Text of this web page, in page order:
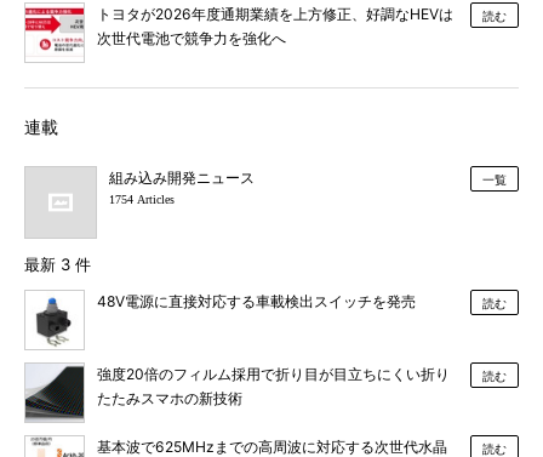
トヨタが2026年度通期業績を上方修正、好調なHEVは
次世代電池で競争力を強化へ
読む
連載
組み込み開発ニュース
1754 Articles
一覧
最新 3 件
48V電源に直接対応する車載検出スイッチを発売 読む
強度20倍のフィルム採用で折り目が目立ちにくい折り
たたみスマホの新技術
読む
基本波で625MHzまでの高周波に対応する次世代水晶
読む